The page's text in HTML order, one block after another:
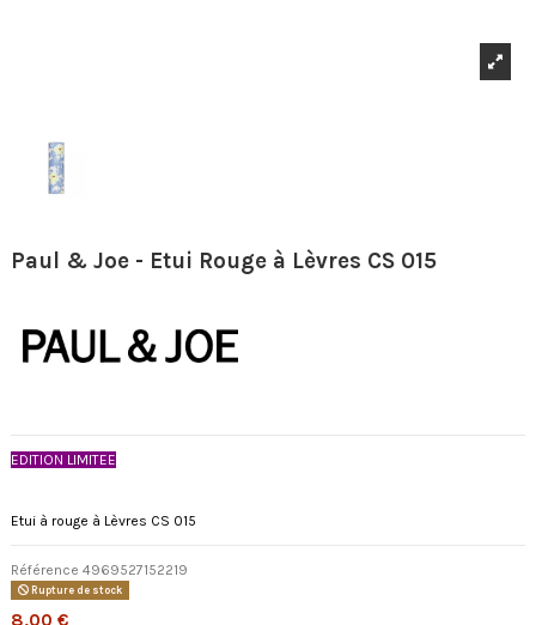
Paul & Joe - Etui Rouge à Lèvres CS 015
EDITION LIMITEE
Etui à rouge à Lèvres CS 015
Référence 4969527152219
Rupture de stock
8,00 €